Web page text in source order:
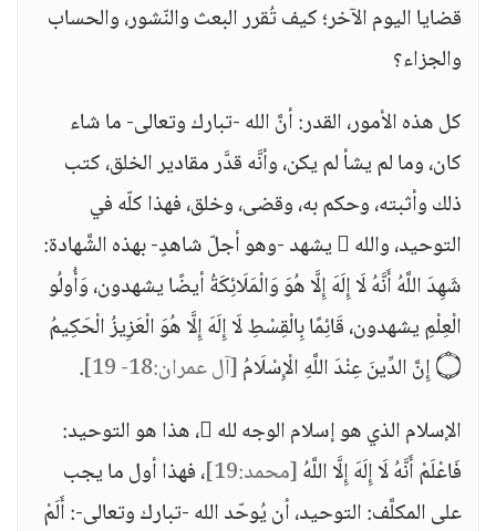
قضايا اليوم الآخر؛ كيف تُقرر البعث والنّشور، والحساب
والجزاء؟
كل هذه الأمور، القدر: أنَّ الله -تبارك وتعالى- ما شاء
كان، وما لم يشأ لم يكن، وأنَّه قدَّر مقادير الخلق، كتب
ذلك وأثبته، وحكم به، وقضى، وخلق، فهذا كلّه في
التوحيد، والله  يشهد -وهو أجلّ شاهدٍ- بهذه الشَّهادة:
شَهِدَ اللَّهُ أَنَّهُ لَا إِلَهَ إِلَّا هُوَ وَالْمَلَائِكَةُ أيضًا يشهدون، وَأُولُو
الْعِلْمِ يشهدون، قَائِمًا بِالْقِسْطِ لَا إِلَهَ إِلَّا هُوَ الْعَزِيزُ الْحَكِيمُ
۝ إِنَّ الدِّينَ عِنْدَ اللَّهِ الْإِسْلَامُ
[آل عمران:18- 19]
.
الإسلام الذي هو إسلام الوجه لله ، هذا هو التوحيد:
فَاعْلَمْ أَنَّهُ لَا إِلَهَ إِلَّا اللَّهُ[محمد:19]
، فهذا أول ما يجب
على المكلَّف: التوحيد، أن يُوحّد الله -تبارك وتعالى-: أَلَمْ